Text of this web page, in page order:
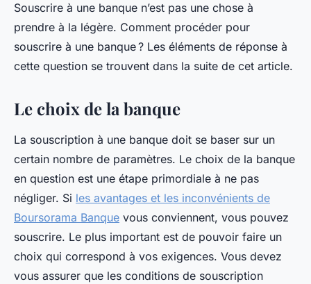
Souscrire à une banque n’est pas une chose à
prendre à la légère. Comment procéder pour
souscrire à une banque ? Les éléments de réponse à
cette question se trouvent dans la suite de cet article.
Le choix de la banque
La souscription à une banque doit se baser sur un
certain nombre de paramètres. Le choix de la banque
en question est une étape primordiale à ne pas
négliger. Si les avantages et les inconvénients de
Boursorama Banque vous conviennent, vous pouvez
souscrire. Le plus important est de pouvoir faire un
choix qui correspond à vos exigences. Vous devez
vous assurer que les conditions de souscription